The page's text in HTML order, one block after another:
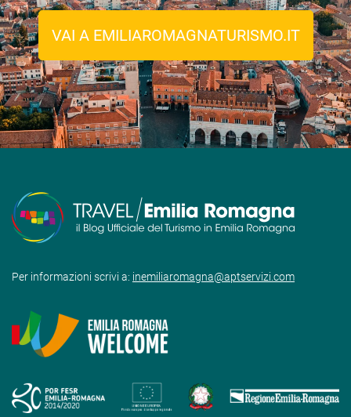
VAI A EMILIAROMAGNATURISMO.IT
Per informazioni scrivi a: inemiliaromagna@aptservizi.com